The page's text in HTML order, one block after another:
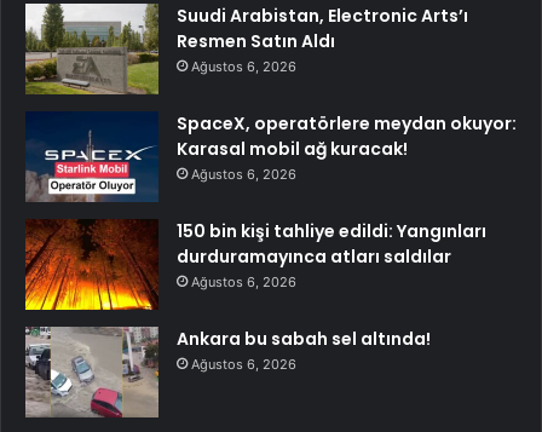
Suudi Arabistan, Electronic Arts’ı
Resmen Satın Aldı
Ağustos 6, 2026
SpaceX, operatörlere meydan okuyor:
Karasal mobil ağ kuracak!
Ağustos 6, 2026
150 bin kişi tahliye edildi: Yangınları
durduramayınca atları saldılar
Ağustos 6, 2026
Ankara bu sabah sel altında!
Ağustos 6, 2026